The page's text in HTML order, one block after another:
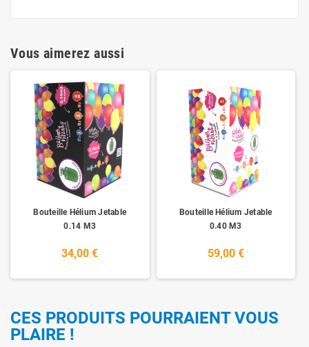
Vous aimerez aussi
Bouteille Hélium Jetable
0.14 M3
34,00 €
Bouteille Hélium Jetable
0.40 M3
59,00 €
CES PRODUITS POURRAIENT VOUS
PLAIRE !